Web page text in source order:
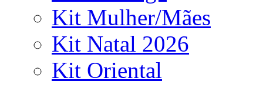
Kit Mulher/Mães
Kit Natal 2026
Kit Oriental